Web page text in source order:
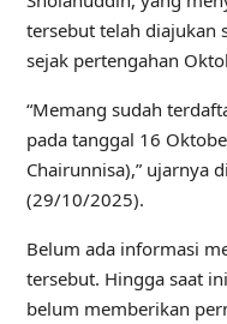
tersebut telah diajukan
sejak pertengahan
“Memang sudah
pada tanggal 16
Chairunnisa),” ujarnya
(29/10/2025).
Belum ada informasi
tersebut. Hingga saat
belum memberikan